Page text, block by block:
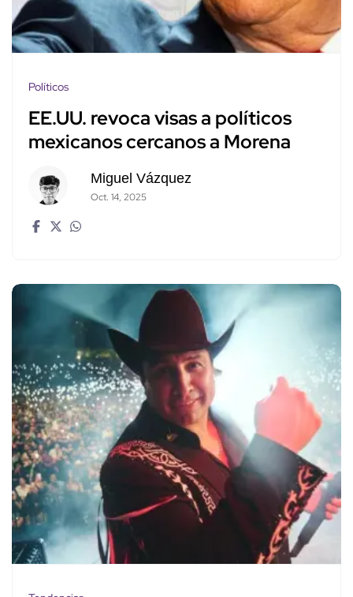
Políticos
EE.UU. revoca visas a políticos
mexicanos cercanos a Morena
Miguel Vázquez
Oct. 14, 2025